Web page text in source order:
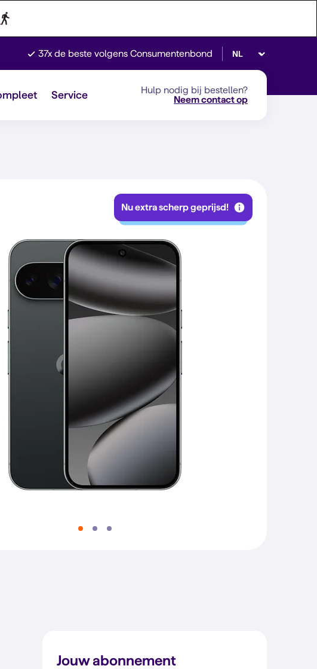
37x de beste volgens Consumentenbond Selecteer taal
Service
Hulp nodig bij bestellen?
Neem contact op
Nu extra scherp geprijsd!
Jouw abonnement